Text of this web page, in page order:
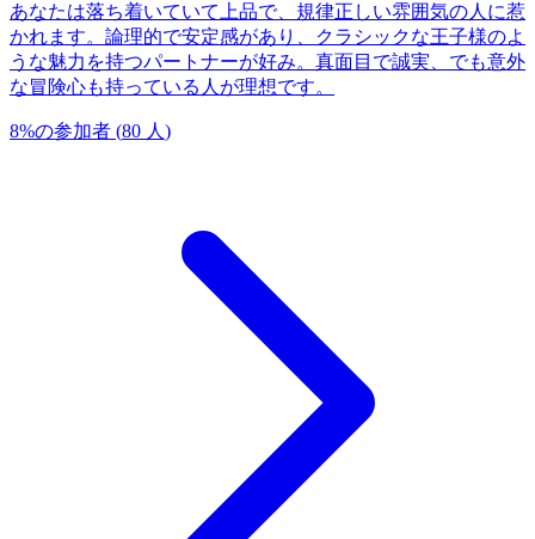
あなたは落ち着いていて上品で、規律正しい雰囲気の人に惹
かれます。論理的で安定感があり、クラシックな王子様のよ
うな魅力を持つパートナーが好み。真面目で誠実、でも意外
な冒険心も持っている人が理想です。
8%の参加者 (80 人 )